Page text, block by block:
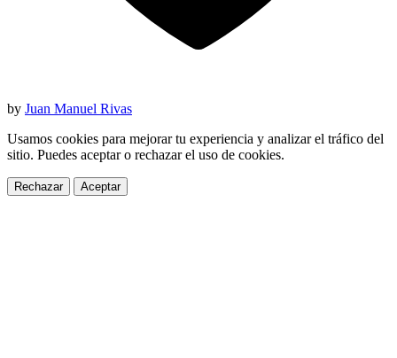
by Juan Manuel Rivas
Usamos cookies para mejorar tu experiencia y analizar el tráfico del
sitio. Puedes aceptar o rechazar el uso de cookies.
Rechazar Aceptar